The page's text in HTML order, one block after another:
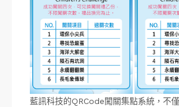
藍訊科技的QRCode闖關集點系統，不